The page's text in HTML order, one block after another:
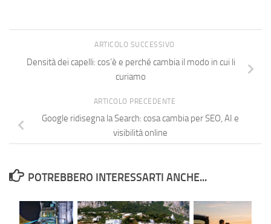
ARTICOLO SUCCESSIVO
Densità dei capelli: cos’è e perché cambia il modo in cui li
curiamo
ARTICOLO PRECEDENTE
Google ridisegna la Search: cosa cambia per SEO, AI e
visibilità online
POTREBBERO INTERESSARTI ANCHE...